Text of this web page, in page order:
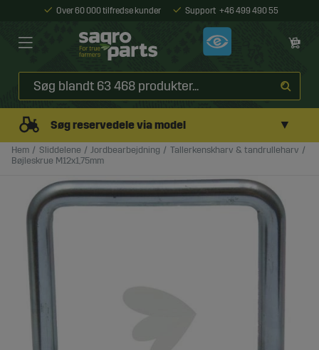
Over 60 000 tilfredse kunder Support +46 499 490 55
Søg reservedele via model ▼
Hem Sliddelene Jordbearbejdning
Tallerkenskharv & tandrulleharv
Bøjleskrue M12x1,75mm